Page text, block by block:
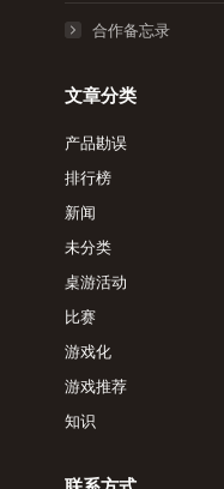
合作备忘录
文章分类
产品勘误
排行榜
新闻
未分类
桌游活动
比赛
游戏化
游戏推荐
知识